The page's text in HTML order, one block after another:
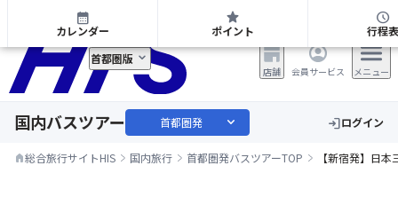
首都圏発 日帰り・宿泊バスツアー
首都圏版
店舗 会員サービス メニュー
国内バスツアー 首都圏発 expand_more loginログイン
home総合旅行サイトHIS 国内旅行 首都圏発バスツアーTOP 【新宿発】日
calendar_month
カレンダー
star
ポイント
schedule
行程表